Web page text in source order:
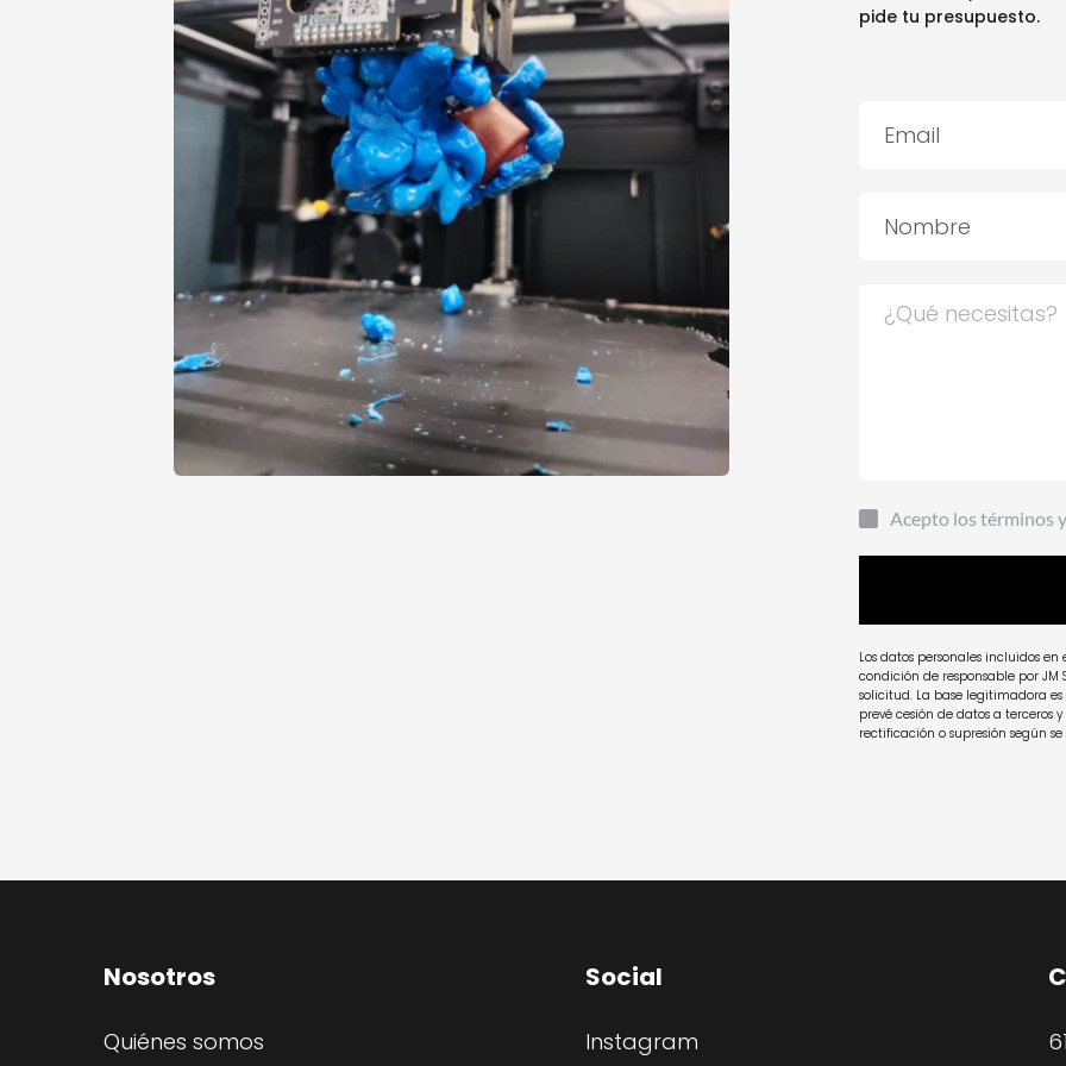
pide tu presupuesto.
Acepto los términos
Los datos personales incluidos
condición de responsable por JM
solicitud. La base legitimadora
prevé cesión de datos a terceros
rectificación o supresión según
Nosotros
Quiénes somos
Social
Instagram